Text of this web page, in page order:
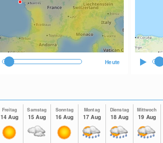
Heute
Freitag
14 Aug
Samstag
15 Aug
Sonntag
16 Aug
Montag
17 Aug
Dienstag
18 Aug
Mittwoch
19 Aug